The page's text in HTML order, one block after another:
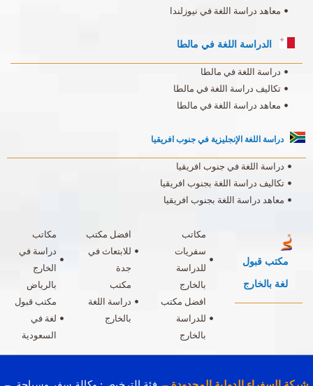
معاهد دراسة اللغة في نيوزلندا
الدراسة اللغة في مالطا
دراسة اللغة في مالطا
تكاليف دراسة اللغة في مالطا
معاهد دراسة اللغة في مالطا
دراسة اللغة الإنجليزية في جنوب افريقيا
دراسة اللغة في جنوب افريقيا
تكاليف دراسة اللغة بجنوب افريقيا
معاهد دراسة اللغة بجنوب افريقيا
مكتب قبول
لغة بالخارج
مكاتب
سفريات
للدراسة
بالخارج
افضل مكتب
للدراسة
بالخارج
افضل مكتب
للابتعاث في
جدة
مكتب
دراسة اللغة
بالخارج
مكاتب
دراسة في
الخارج
بالرياض
مكتب قبول
لغة في
السعودية